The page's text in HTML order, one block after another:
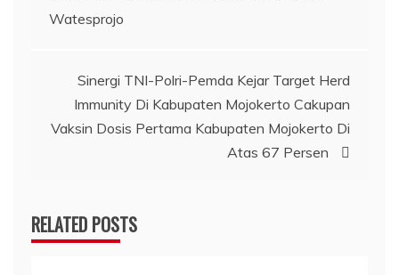
pos
Watesprojo
Sinergi TNI-Polri-Pemda Kejar Target Herd
Immunity Di Kabupaten Mojokerto Cakupan
Vaksin Dosis Pertama Kabupaten Mojokerto Di
Atas 67 Persen
RELATED POSTS